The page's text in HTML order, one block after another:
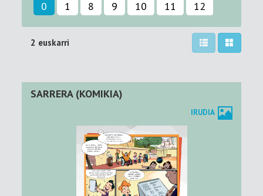
0 1 8 9 10 11 12
2 euskarri
SARRERA (KOMIKIA)
IRUDIA